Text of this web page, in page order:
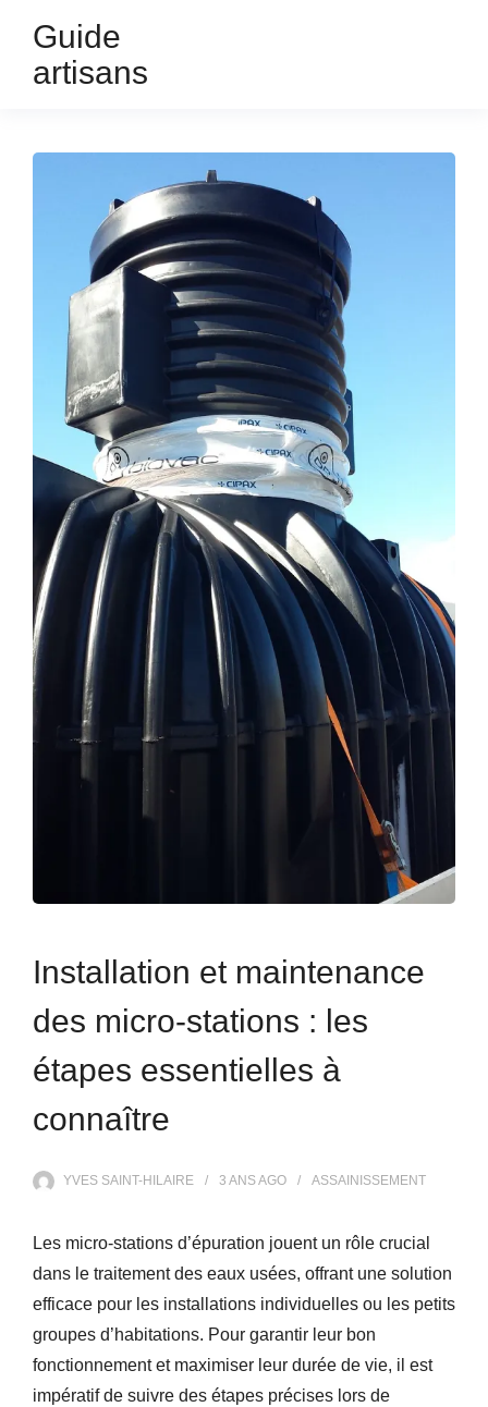
Guide
artisans
Installation et maintenance
des micro-stations : les
étapes essentielles à
connaître
YVES SAINT-HILAIRE 3 ANSAGO ASSAINISSEMENT
Les micro-stations d’épuration jouent un rôle crucial
dans le traitement des eaux usées, offrant une solution
efficace pour les installations individuelles ou les petits
groupes d’habitations. Pour garantir leur bon
fonctionnement et maximiser leur durée de vie, il est
impératif de suivre des étapes précises lors de